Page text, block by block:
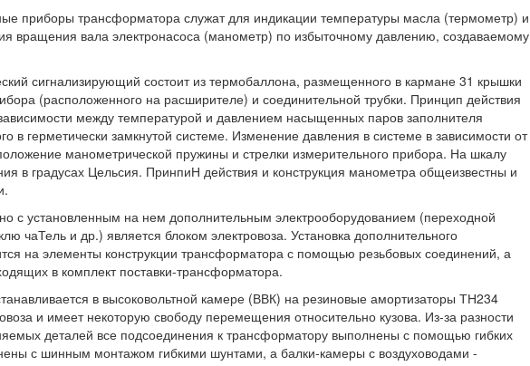
приборы трансформатора служат для индикации температуры масла (термометр) и
вращения вала электронасоса (манометр) по избыточному давлению, создаваемому
сигнализирующий состоит из термобаллона, размещенного в кармане 31 крышки
(расположенного на расширителе) и соединительной трубки. Принцип действия
между температурой и давлением насыщенных паров заполнителя
в герметически замкнутой системе. Изменение давления в системе в зависимости от
манометрической пружины и стрелки измерительного прибора. На шкалу
в градусах Цельсия. ПринпиН действия и конструкция манометра общеизвестны и
с установленным на нем дополнительным электрооборудованием (переходной
чаТель и др.) является блоком электровоза. Установка дополнительного
на элементы конструкции трансформатора с помощью резьбовых соединений, а
в комплект поставки-трансформатора.
в высоковольтной камере (ВВК) на резиновые амортизаторы ТН234
и имеет некоторую свободу перемещения относительно кузова. Из-за разности
деталей все подсоединения к трансформатору выполнены с помощью гибких
с шинным монтажом гибкими шунтами, а балки-камеры с воздуховодами -